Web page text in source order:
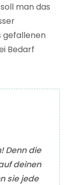
man das
gefallenen
Bedarf
Denn die
deinen
sie jede